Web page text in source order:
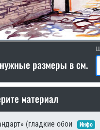
размеры в см.
материал
(гладкие обои
Инфо